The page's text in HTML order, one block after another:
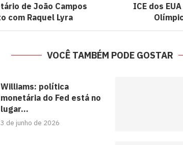
de João Campos
com Raquel Lyra
ICE dos
VOCÊ TAMBÉM PODE GOSTAR
Williams: política
monetária do Fed está no
lugar...
3 de junho de 2026